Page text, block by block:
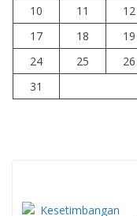
10
11 12
17
18 19
24
25 26
31